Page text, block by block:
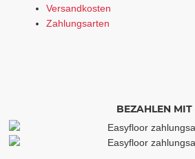
Versandkosten
Zahlungsarten
BEZAHLEN MIT